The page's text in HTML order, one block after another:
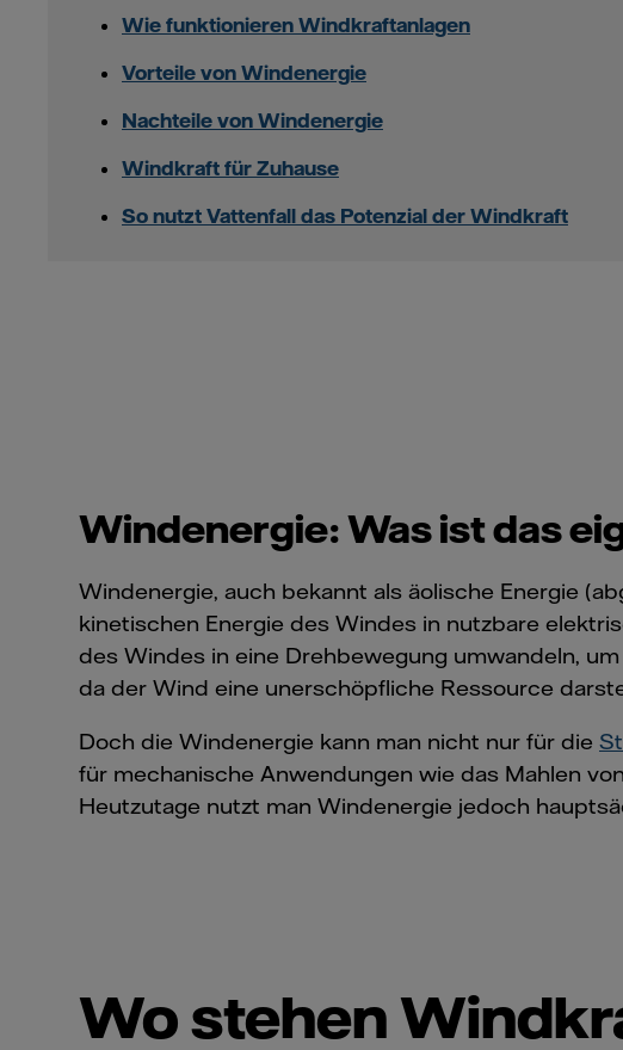
Wie funktionieren Windkraftanlagen
Vorteile von Windenergie
Nachteile von Windenergie
Windkraft für Zuhause
So nutzt Vattenfall das Potenzial der Windkraft
Windenergie: Was ist das
Windenergie, auch bekannt als äolische Energie
kinetischen Energie des Windes in nutzbare
des Windes in eine Drehbewegung umwandeln,
da der Wind eine unerschöpfliche Ressource
Doch die Windenergie kann man nicht nur für die
für mechanische Anwendungen wie das Mahlen
Heutzutage nutzt man Windenergie jedoch
Wo stehen